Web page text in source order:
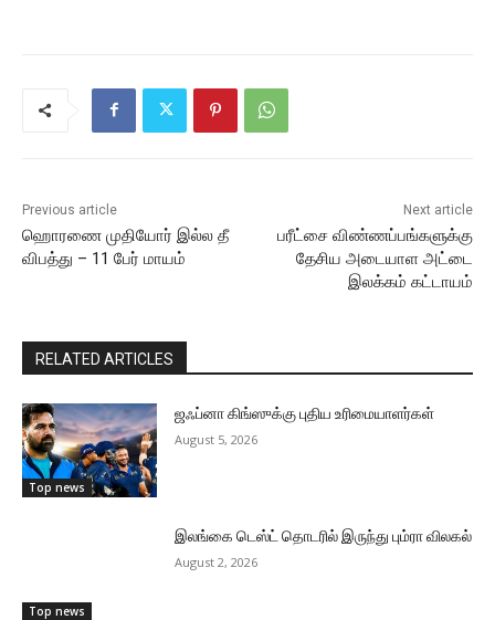
Previous article
ஹொரணை முதியோர் இல்ல தீ
விபத்து – 11 பேர் மாயம்
Next article
பரீட்சை விண்ணப்பங்களுக்கு
தேசிய அடையாள அட்டை
இலக்கம் கட்டாயம்
RELATED ARTICLES
Top news
ஜஃப்னா கிங்ஸுக்கு புதிய உரிமையாளர்கள்
August 5, 2026
Top news
இலங்கை டெஸ்ட் தொடரில் இருந்து பும்ரா விலகல்
August 2, 2026